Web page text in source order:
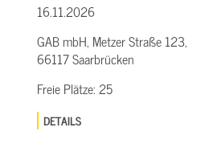
16.11.2026
GAB mbH, Metzer Straße 123,
66117 Saarbrücken
Freie Plätze:25
DETAILS